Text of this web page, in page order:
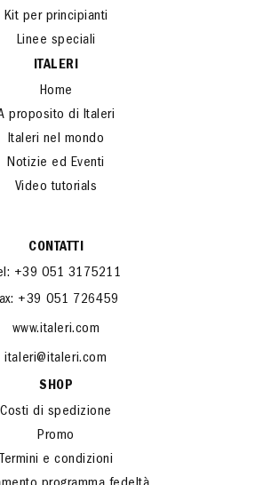
Kit per principianti
Linee speciali
ITALERI
Home
proposito di Italeri
Italeri nel mondo
Notizie ed Eventi
Video tutorials
CONTATTI
+39 051 3175211
+39 051 726459
www.italeri.com
italeri@italeri.com
SHOP
Costi di spedizione
Promo
Termini e condizioni